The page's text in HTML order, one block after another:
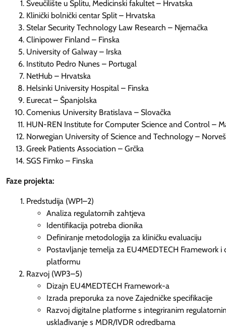
Sveučilište u Splitu, Medicinski fakultet – Hrvatska
Klinički bolnički centar Split – Hrvatska
Stelar Security Technology Law Research – Njemačka
Clinipower Finland – Finska
University of Galway – Irska
Instituto Pedro Nunes – Portugal
NetHub – Hrvatska
Helsinki University Hospital – Finska
Eurecat – Španjolska
Comenius University Bratislava – Slovačka
HUN-REN Institute for Computer Science and Control –
Norwegian University of Science and Technology –
Greek Patients Association – Grčka
SGS Fimko – Finska
Faze projekta:
Predstudija (WP1–2)
Analiza regulatornih zahtjeva
Identifikacija potreba dionika
Definiranje metodologija za kliničku evaluaciju
Postavljanje temelja za EU4MEDTECH Framework i
platformu
Razvoj (WP3–5)
Dizajn EU4MEDTECH Framework-a
Izrada preporuka za nove Zajedničke specifikacije
Razvoj digitalne platforme s integriranim
usklađivanje s MDR/IVDR odredbama